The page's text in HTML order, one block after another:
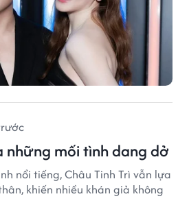
những mối tình dang dở
nổi tiếng, Châu Tinh Trì vẫn lựa
khiến nhiều khán giả không